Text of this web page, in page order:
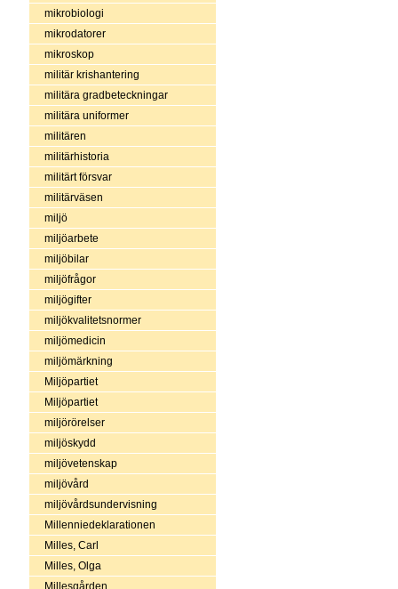
mikrobiologi
mikrodatorer
mikroskop
militär krishantering
militära gradbeteckningar
militära uniformer
militären
militärhistoria
militärt försvar
militärväsen
miljö
miljöarbete
miljöbilar
miljöfrågor
miljögifter
miljökvalitetsnormer
miljömedicin
miljömärkning
Miljöpartiet
Miljöpartiet
miljörörelser
miljöskydd
miljövetenskap
miljövård
miljövårdsundervisning
Millenniedeklarationen
Milles, Carl
Milles, Olga
Millesgården